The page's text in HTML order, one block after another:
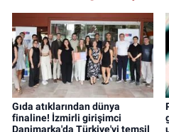
Gıda atıklarından dünya
finaline! İzmirli girişimci
Danimarka'da Türkiye'yi temsil